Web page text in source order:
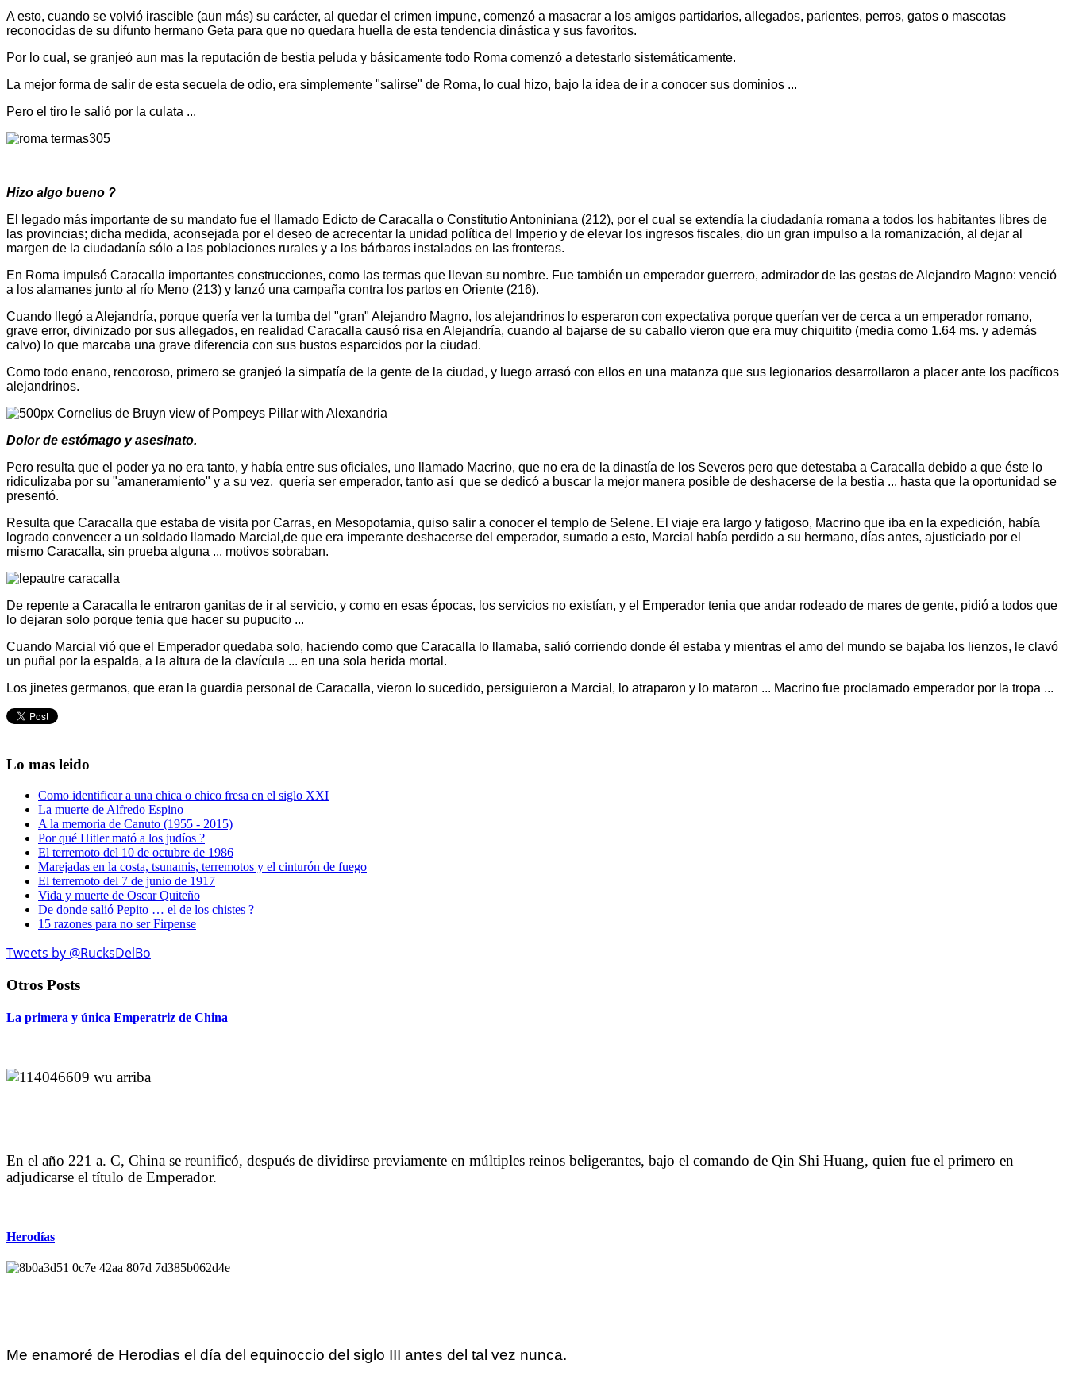
A esto, cuando se volvió irascible (aun más) su carácter, al quedar el crimen impune, comenzó a masacrar a los amigos partidarios, allegados, parientes, perros, gatos o mascotas
reconocidas de su difunto hermano Geta para que no quedara huella de esta tendencia dinástica y sus favoritos.
Por lo cual, se granjeó aun mas la reputación de bestia peluda y básicamente todo Roma comenzó a detestarlo sistemáticamente.
La mejor forma de salir de esta secuela de odio, era simplemente "salirse" de Roma, lo cual hizo, bajo la idea de ir a conocer sus dominios ...
Pero el tiro le salió por la culata ...
Hizo algo bueno ?
El legado más importante de su mandato fue el llamado Edicto de Caracalla o Constitutio Antoniniana (212), por el cual se extendía la ciudadanía romana a todos los habitantes libres de
las provincias; dicha medida, aconsejada por el deseo de acrecentar la unidad política del Imperio y de elevar los ingresos fiscales, dio un gran impulso a la romanización, al dejar al
margen de la ciudadanía sólo a las poblaciones rurales y a los bárbaros instalados en las fronteras.
En Roma impulsó Caracalla importantes construcciones, como las termas que llevan su nombre. Fue también un emperador guerrero, admirador de las gestas de Alejandro Magno: venció
a los alamanes junto al río Meno (213) y lanzó una campaña contra los partos en Oriente (216).
Cuando llegó a Alejandría, porque quería ver la tumba del "gran" Alejandro Magno, los alejandrinos lo esperaron con expectativa porque querían ver de cerca a un emperador romano,
grave error, divinizado por sus allegados, en realidad Caracalla causó risa en Alejandría, cuando al bajarse de su caballo vieron que era muy chiquitito (media como 1.64 ms. y además
calvo) lo que marcaba una grave diferencia con sus bustos esparcidos por la ciudad.
Como todo enano, rencoroso, primero se granjeó la simpatía de la gente de la ciudad, y luego arrasó con ellos en una matanza que sus legionarios desarrollaron a placer ante los pacíficos
alejandrinos.
Dolor de estómago y asesinato.
Pero resulta que el poder ya no era tanto, y había entre sus oficiales, uno llamado Macrino, que no era de la dinastía de los Severos pero que detestaba a Caracalla debido a que éste lo
ridiculizaba por su "amaneramiento" y a su vez, quería ser emperador, tanto así que se dedicó a buscar la mejor manera posible de deshacerse de la bestia ... hasta que la oportunidad se
presentó.
Resulta que Caracalla que estaba de visita por Carras, en Mesopotamia, quiso salir a conocer el templo de Selene. El viaje era largo y fatigoso, Macrino que iba en la expedición, había
logrado convencer a un soldado llamado Marcial,de que era imperante deshacerse del emperador, sumado a esto, Marcial había perdido a su hermano, días antes, ajusticiado por el
mismo Caracalla, sin prueba alguna ... motivos sobraban.
De repente a Caracalla le entraron ganitas de ir al servicio, y como en esas épocas, los servicios no existían, y el Emperador tenia que andar rodeado de mares de gente, pidió a todos que
lo dejaran solo porque tenia que hacer su pupucito ...
Cuando Marcial vió que el Emperador quedaba solo, haciendo como que Caracalla lo llamaba, salió corriendo donde él estaba y mientras el amo del mundo se bajaba los lienzos, le clavó
un puñal por la espalda, a la altura de la clavícula ... en una sola herida mortal.
Los jinetes germanos, que eran la guardia personal de Caracalla, vieron lo sucedido, persiguieron a Marcial, lo atraparon y lo mataron ... Macrino fue proclamado emperador por la tropa ...
Lo mas leido
Como identificar a una chica o chico fresa en el siglo XXI
La muerte de Alfredo Espino
A la memoria de Canuto (1955 - 2015)
Por qué Hitler mató a los judíos ?
El terremoto del 10 de octubre de 1986
Marejadas en la costa, tsunamis, terremotos y el cinturón de fuego
El terremoto del 7 de junio de 1917
Vida y muerte de Oscar Quiteño
De donde salió Pepito … el de los chistes ?
15 razones para no ser Firpense
Tweets by @RucksDelBo
Otros Posts
La primera y única Emperatriz de China
En el año 221 a. C, China se reunificó, después de dividirse previamente en múltiples reinos beligerantes, bajo el comando de Qin Shi Huang, quien fue el primero en
adjudicarse el título de Emperador.
Herodías
Me enamoré de Herodias el día del equinoccio del siglo III antes del tal vez nunca.